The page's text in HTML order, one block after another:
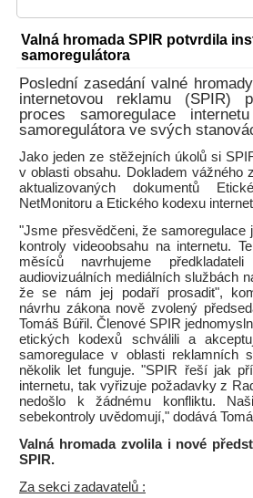
Valná hromada SPIR potvrdila
samoregulátora
Poslední zasedání valné
internetovou reklamu (SPIR)
proces samoregulace
samoregulátora ve svých
Jako jeden ze stěžejních úkolů si
v oblasti obsahu. Dokladem vážného
aktualizovaných dokumentů
NetMonitoru a Etického kodexu
"Jsme přesvědčeni, že samoregulace
kontroly videoobsahu na internetu.
měsíců navrhujeme
audiovizuálních mediálních službách
že se nám jej podaří prosadit",
návrhu zákona nově zvolený
Tomáš Búřil. Členové SPIR
etických kodexů schválili a
samoregulace v oblasti reklamních
několik let funguje. "SPIR řeší jak
internetu, tak vyřizuje požadavky z
nedošlo k žádnému konfliktu.
sebekontroly uvědomují," dodává
Valná hromada zvolila i nové
SPIR.
Za sekci zadavatelů :